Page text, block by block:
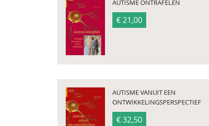
AUTISME ONTRAFELEN
€ 21,00
AUTISME VANUIT EEN
ONTWIKKELINGSPERSPECTIEF
€ 32,50